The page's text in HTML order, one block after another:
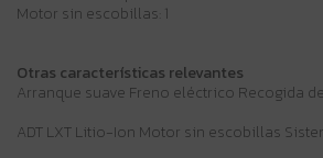
Motor sin escobillas: 1
Otras características relevantes
Arranque suave Freno eléctrico Recogida
ADT LXT Litio-Ion Motor sin escobillas